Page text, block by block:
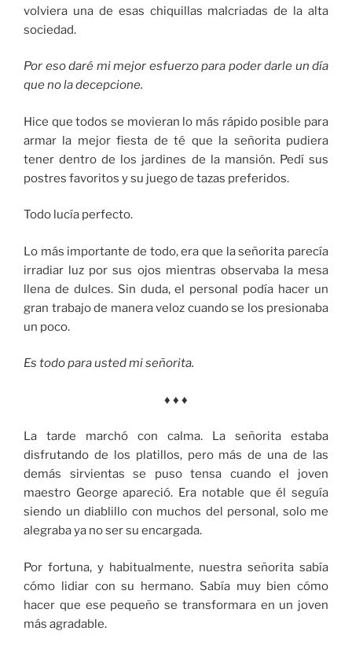
volviera una de esas chiquillas malcriadas de la alta
sociedad.
Por eso daré mi mejor esfuerzo para poder darle un día
que no la decepcione.
Hice que todos se movieran lo más rápido posible para
armar la mejor fiesta de té que la señorita pudiera
tener dentro de los jardines de la mansión. Pedí sus
postres favoritos y su juego de tazas preferidos.
Todo lucía perfecto.
Lo más importante de todo, era que la señorita parecía
irradiar luz por sus ojos mientras observaba la mesa
llena de dulces. Sin duda, el personal podía hacer un
gran trabajo de manera veloz cuando se los presionaba
un poco.
Es todo para usted mi señorita.
♦ ♦ ♦
La tarde marchó con calma. La señorita estaba
disfrutando de los platillos, pero más de una de las
demás sirvientas se puso tensa cuando el joven
maestro George apareció. Era notable que él seguía
siendo un diablillo con muchos del personal, solo me
alegraba ya no ser su encargada.
Por fortuna, y habitualmente, nuestra señorita sabía
cómo lidiar con su hermano. Sabía muy bien cómo
hacer que ese pequeño se transformara en un joven
más agradable.